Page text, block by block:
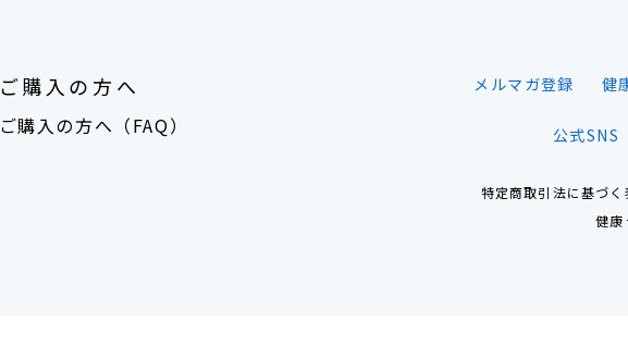
ご購入の方へ
ご購入の方へ（FAQ）
メルマガ登録 健
公式SNS
特定商取引法に基づく
健康